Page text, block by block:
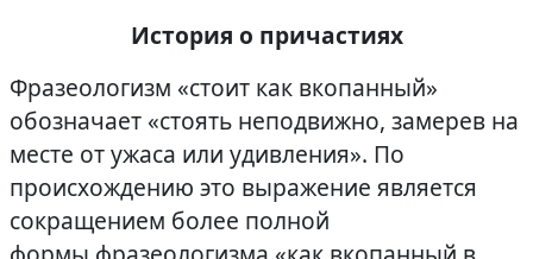
История о причастиях
Фразеологизм «стоит как вкопанный»
обозначает «стоять неподвижно, замерев на
месте от ужаса или удивления». По
происхождению это выражение является
сокращением более полной